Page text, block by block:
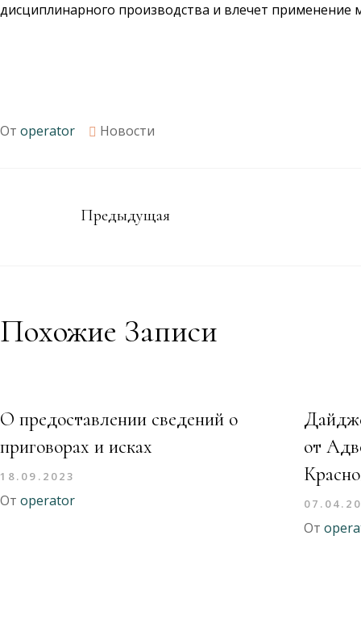
дисциплинарного производства и влечет
От operator Новости
Предыдущая
Похожие Записи
О предоставлении сведений о
приговорах и исках
18.09.2023
От operator
от
От